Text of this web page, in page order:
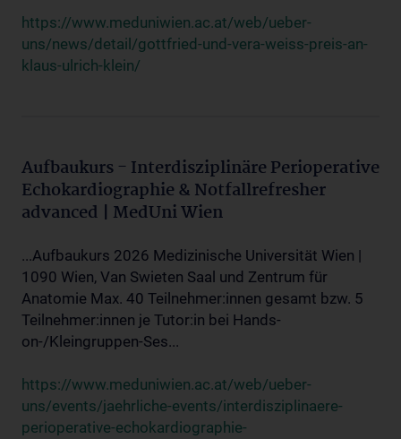
https://www.meduniwien.ac.at/web/ueber-
uns/news/detail/gottfried-und-vera-weiss-preis-an-
klaus-ulrich-klein/
Aufbaukurs - Interdisziplinäre Perioperative
Echokardiographie & Notfallrefresher
advanced | MedUni Wien
...Aufbaukurs 2026 Medizinische Universität Wien |
1090 Wien, Van Swieten Saal und Zentrum für
Anatomie Max. 40 Teilnehmer:innen gesamt bzw. 5
Teilnehmer:innen je Tutor:in bei Hands-
on-/Kleingruppen-Ses...
https://www.meduniwien.ac.at/web/ueber-
uns/events/jaehrliche-events/interdisziplinaere-
perioperative-echokardiographie-